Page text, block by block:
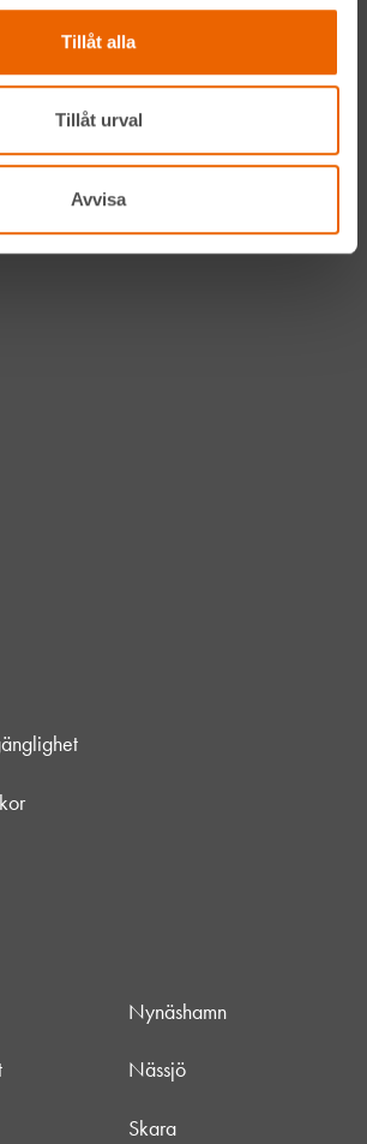
Tillåt alla
Tillåt urval
Avvisa
Nynäshamn
Nässjö
Skara